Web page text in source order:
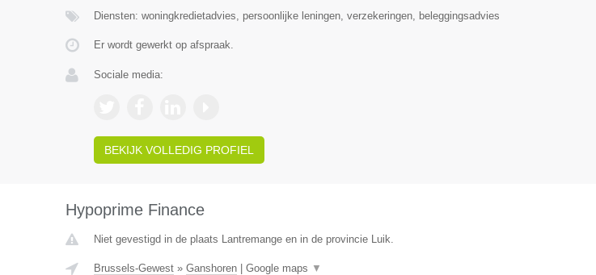
Diensten: woningkredietadvies, persoonlijke leningen, verzekeringen, beleggingsadvies
Er wordt gewerkt op afspraak.
Sociale media:
BEKIJK VOLLEDIG PROFIEL
Hypoprime Finance
Niet gevestigd in de plaats Lantremange en in de provincie Luik.
Brussels-Gewest» Ganshoren| Google maps ▼